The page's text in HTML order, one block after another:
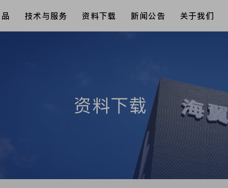
技术与服务 资料下载 新闻公告 关于我们
资料下载